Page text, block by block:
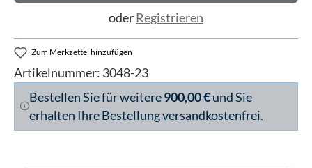
oderRegistrieren
Zum Merkzettel hinzufügen
Artikelnummer: 3048-23
Bestellen Sie für weitere900,00 €und Sie
erhalten Ihre Bestellung versandkostenfrei.